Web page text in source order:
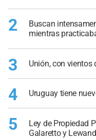
2
Buscan
mientras
3 Unión, con vientos
4 Uruguay tiene
5
Ley de Propiedad
Galaretto y